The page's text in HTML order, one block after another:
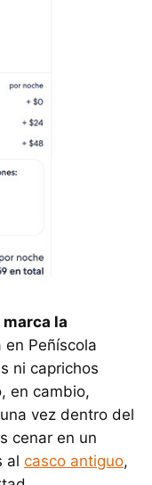
la
en Peñíscola
ni caprichos
en cambio,
vez dentro del
cenar en un
al casco antiguo,